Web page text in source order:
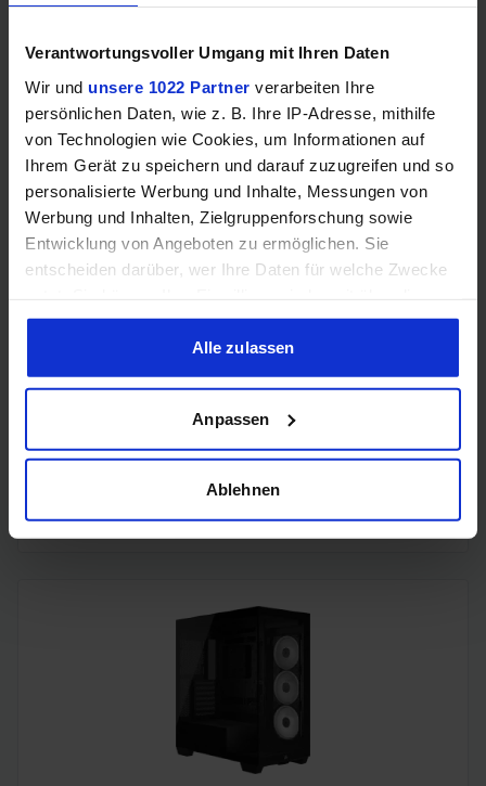
Verantwortungsvoller Umgang mit Ihren Daten
Wir und unsere 1022 Partner verarbeiten Ihre
persönlichen Daten, wie z. B. Ihre IP-Adresse, mithilfe
von Technologien wie Cookies, um Informationen auf
Ihrem Gerät zu speichern und darauf zuzugreifen und so
personalisierte Werbung und Inhalte, Messungen von
Werbung und Inhalten, Zielgruppenforschung sowie
Entwicklung von Angeboten zu ermöglichen. Sie
entscheiden darüber, wer Ihre Daten für welche Zwecke
Cookie-Erklärung oder durch Klicken auf das Privacy
Trigger Symbol ändern oder widerrufen
Informationen über Ihre geografische Lage erfassen,
welche bis auf einige Meter genau sein können
Ihr Gerät durch aktives Scannen nach bestimmten
Erfahren Sie mehr darüber, wie Ihre persönlichen Daten
Wir verwenden Cookies, um Inhalte und Anzeigen zu
personalisieren, Funktionen für soziale Medien anbieten
zu können und die Zugriffe auf unsere Website zu
analysieren. Außerdem geben wir Informationen zu Ihrer
Verwendung unserer Website an unsere Partner für
soziale Medien, Werbung und Analysen weiter. Unsere
Alle zulassen
Anpassen
Ablehnen
Samsung Odyssey OLED G6 (240Hz, WQHD, 27", QD-OLED,
FreeSync Premium, 99% DCI-P3)
Acer Predator Ultrawide (240Hz, UWQHD, QD-OLED,
curved, FreeSync Premium Pro, 99% DCI-P3)